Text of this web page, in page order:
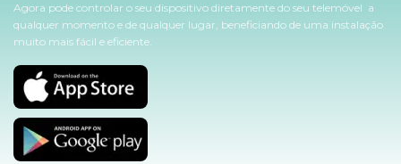
Agora pode controlar o seu dispositivo diretamente do seu telemóvel a
qualquer momento e de qualquer lugar, beneficiando de uma instalação
muito mais fácil e eficiente.